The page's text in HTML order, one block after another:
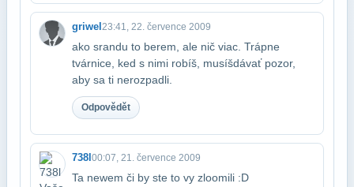
griwel23:41, 22. července 2009
ako srandu to berem, ale nič viac. Trápne
tvárnice, ked s nimi robíš, musíš​dávať pozor,
aby sa ti nerozpadli.
Odpovědět
738l00:07, 21. července 2009
Ta newem či by ste to vy zloomili :D